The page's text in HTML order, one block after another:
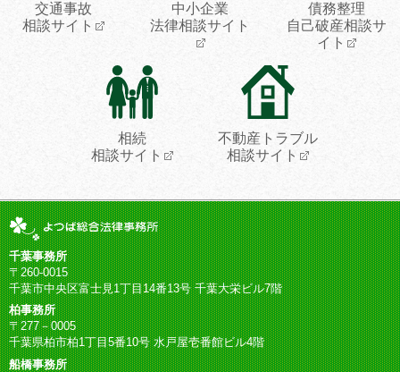
交通事故
相談サイト
中小企業
法律相談サイト
債務整理
自己破産相談サ
イト
相続
相談サイト
不動産トラブル
相談サイト
千葉事務所
〒260-0015
千葉市中央区富士見1丁目14番13号 千葉大栄ビル7階
柏事務所
〒277－0005
千葉県柏市柏1丁目5番10号 水戸屋壱番館ビル4階
船橋事務所